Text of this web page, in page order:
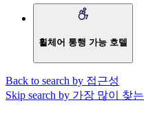
휠체어 통행 가능 호텔
Back to search by 접근성
Skip search by 가장 많이 찾는